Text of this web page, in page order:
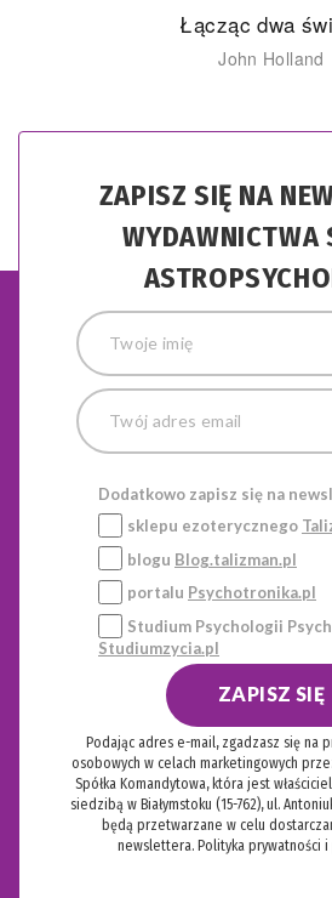
Łącząc dwa
John Holland
ZAPISZ SIĘ NA
WYDAWNICTWA
Dodatkowo zapisz się na
sklepu ezoterycznego
blogu Blog.talizman.pl
portalu Psychotronika.pl
Studium Psychologii
Studiumzycia.pl
ZAPISZ SIĘ
Podając adres e-mail, zgadzasz się na
osobowych w celach marketingowych
Spółka Komandytowa, która jest
siedzibą w Białymstoku (15-762), ul.
będą przetwarzane w celu
newslettera. Polityka prywatności